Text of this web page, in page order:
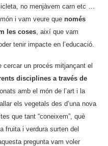
no menjàvem carn etc …
i vam veure que només
les coses , així que vam
tenir impacte en l’educació.
cercar un procés mitjançant el
disciplines a través de
amb el món de l’art i la
els vegetals des d’una nova
que tant “coneixem”, què
fruita i verdura surten del
pregunta vam voler